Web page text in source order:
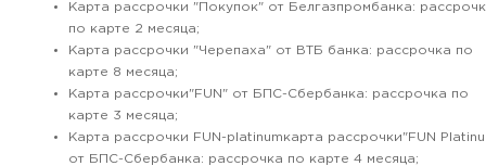
Карта рассрочки "Покупок" от Белгазпромбанка:
по карте 2 месяца;
Карта рассрочки "Черепаха" от ВТБ банка: рассрочка по
карте 8 месяца;
Карта рассрочки"FUN" от БПС-Сбербанка: рассрочка по
карте 3 месяца;
Карта рассрочки FUN-platinumкарта рассрочки"FUN
от БПС-Сбербанка: рассрочка по карте 4 месяца;